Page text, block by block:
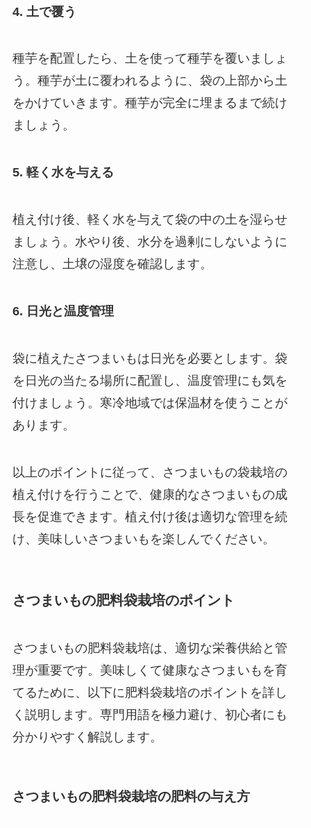
4. 土で覆う
種芋を配置したら、土を使って種芋を覆いましょ
う。種芋が土に覆われるように、袋の上部から土
をかけていきます。種芋が完全に埋まるまで続け
ましょう。
5. 軽く水を与える
植え付け後、軽く水を与えて袋の中の土を湿らせ
ましょう。水やり後、水分を過剰にしないように
注意し、土壌の湿度を確認します。
6. 日光と温度管理
袋に植えたさつまいもは日光を必要とします。袋
を日光の当たる場所に配置し、温度管理にも気を
付けましょう。寒冷地域では保温材を使うことが
あります。
以上のポイントに従って、さつまいもの袋栽培の
植え付けを行うことで、健康的なさつまいもの成
長を促進できます。植え付け後は適切な管理を続
け、美味しいさつまいもを楽しんでください。
さつまいもの肥料袋栽培のポイント
さつまいもの肥料袋栽培は、適切な栄養供給と管
理が重要です。美味しくて健康なさつまいもを育
てるために、以下に肥料袋栽培のポイントを詳し
く説明します。専門用語を極力避け、初心者にも
分かりやすく解説します。
さつまいもの肥料袋栽培の肥料の与え方